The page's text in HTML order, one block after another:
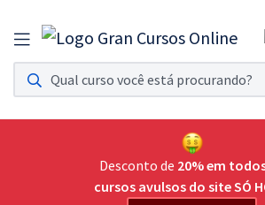
Assinatura Ilimitada 11
Acesso a todos os cursos. Teste grátis por 7 dias!
Assinatura OAB Até Passar
Acesso ilimitado a toda preparação para o Exame da
Desconto de 20% em
cursos avulsos do site SÓ